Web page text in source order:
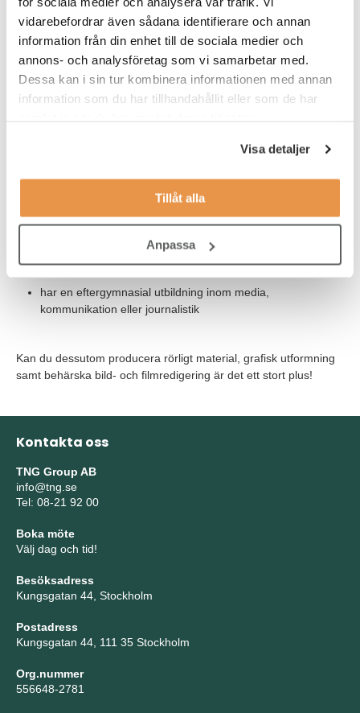
vidarebefordrar även sådana identifierare och annan
information från din enhet till de sociala medier och
annons- och analysföretag som vi samarbetar med.
Dessa kan i sin tur kombinera informationen med annan
information som du har tillhandahållit eller som de har
Visa detaljer
Tillåt alla
Anpassa
Vidare tror vi att du har:
erfarenhet av organisk sökordsoptimering samt vana att
skriva såväl copy som redaktionella texter
ett "konsumenttänk" med en god förståelse för
leadsgenerering, digital konvertering och en digital
vana av att jobba med CRM-system, Word Press och
har kunskaper i program som PhotoShop, Word-paketet
och Google Analytics
har en eftergymnasial utbildning inom media,
kommunikation eller journalistik
Kan du dessutom producera rörligt material, grafisk utformning
samt behärska bild- och filmredigering är det ett stort plus!
Kontakta oss
TNG Group AB
info@tng.se
Tel: 08-21 92 00
Boka möte
Välj dag och tid!
Besöksadress
Kungsgatan 44, Stockholm
Postadress
Kungsgatan 44, 111 35 Stockholm
Org.nummer
556648-2781